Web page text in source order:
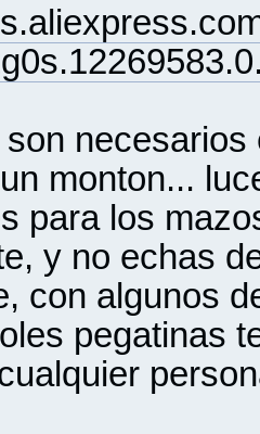
monton...
para los
y no echas
con algunos
pegatinas